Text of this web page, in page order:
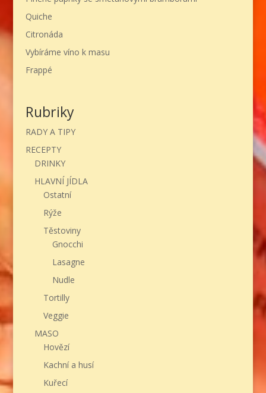
Quiche
Citronáda
Vybíráme víno k masu
Frappé
Rubriky
RADY A TIPY
RECEPTY
DRINKY
HLAVNÍ JÍDLA
Ostatní
Rýže
Těstoviny
Gnocchi
Lasagne
Nudle
Tortilly
Veggie
MASO
Hovězí
Kachní a husí
Kuřecí